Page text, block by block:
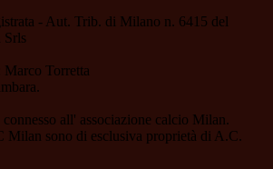
- Aut. Trib. di Milano n. 6415 del
Srls
Marco Torretta
all' associazione calcio Milan.
Milan sono di esclusiva proprietà di A.C.